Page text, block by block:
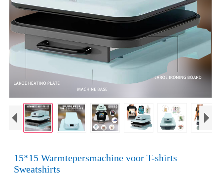
15*15 Warmtepersmachine voor T-shirts
Sweatshirts